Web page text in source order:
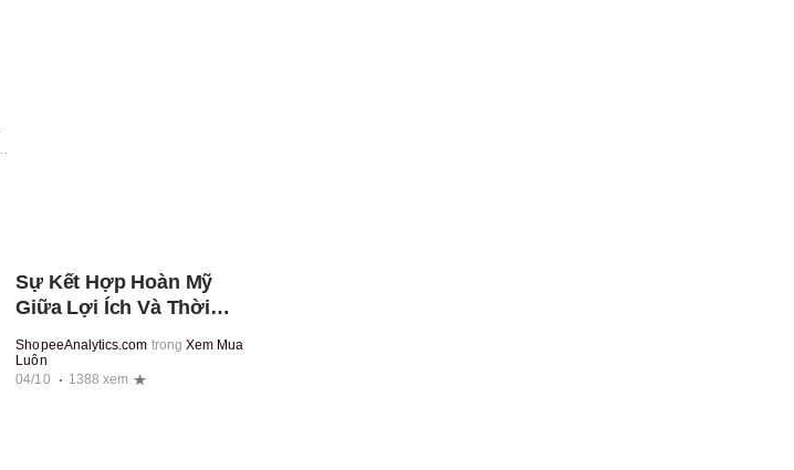
Sự Kết Hợp Hoàn Mỹ
Giữa Lợi Ích Và Thời
Chéo Của GenZ
ShopeeAnalytics.com trong Xem Mua
Luôn
04/10
1388 xem